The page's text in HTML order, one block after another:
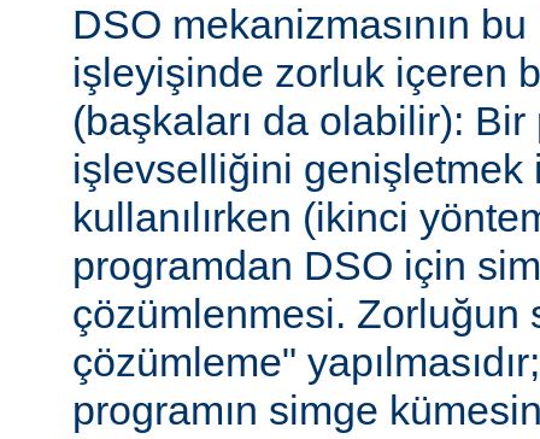
DSO mekanizmasının
işleyişinde zorluk içeren
(başkaları da olabilir): Bir
işlevselliğini genişletmek
kullanılırken (ikinci
programdan DSO için
çözümlenmesi. Zorluğun
çözümleme"
programın simge